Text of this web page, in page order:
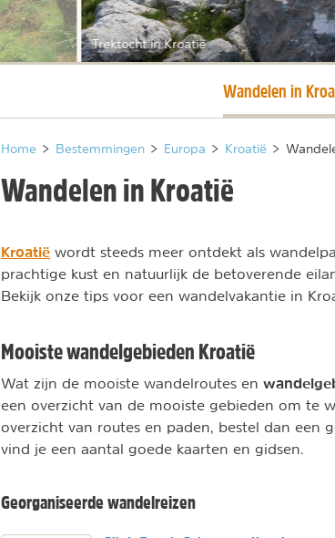
Trektocht in Kroatië
Huidige pagina
Wandelen in
Home > Bestemmingen > Europa > Kroatië >
Wandelen in Kroatië
Kroatië wordt steeds meer ontdekt als
prachtige kust en natuurlijk de betoverende
Bekijk onze tips voor een wandelvakantie in
Mooiste wandelgebieden Kroatië
Wat zijn de mooiste wandelroutes en
een overzicht van de mooiste gebieden om te
overzicht van routes en paden, bestel dan een
vind je een aantal goede kaarten en gidsen.
Georganiseerde wandelreizen